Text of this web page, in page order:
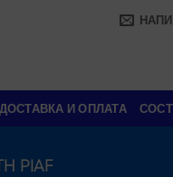
ДОСТАВКА И ОПЛАТА
PIAF